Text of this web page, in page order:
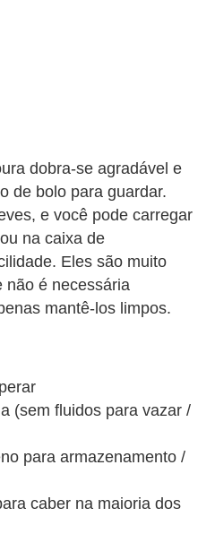
dobra-se agradável e
de bolo para guardar.
e você pode carregar
na caixa de
Eles são muito
não é necessária
mantê-los limpos.
(sem fluidos para vazar /
para armazenamento /
caber na maioria dos